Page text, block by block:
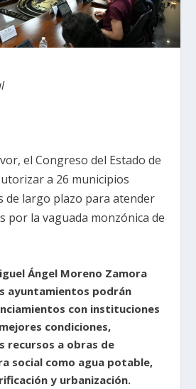
el Congreso del Estado de
a 26 municipios
de largo plazo para atender
por la vaguada monzónica de
Ángel Moreno Zamora
ayuntamientos podrán
con instituciones
condiciones,
recursos a obras de
social como agua potable,
y urbanización.